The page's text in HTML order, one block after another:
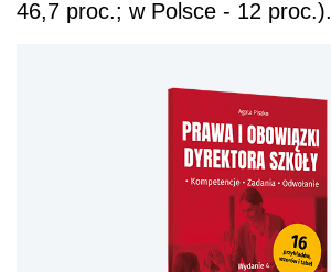
46,7 proc.; w Polsce - 12 proc.).